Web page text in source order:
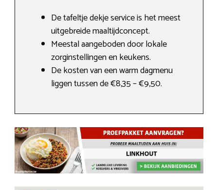
De tafeltje dekje service is het meest
uitgebreide maaltijdconcept.
Meestal aangeboden door lokale
zorginstellingen en keukens.
De kosten van een warm dagmenu
liggen tussen de €8,35 – €9,50.